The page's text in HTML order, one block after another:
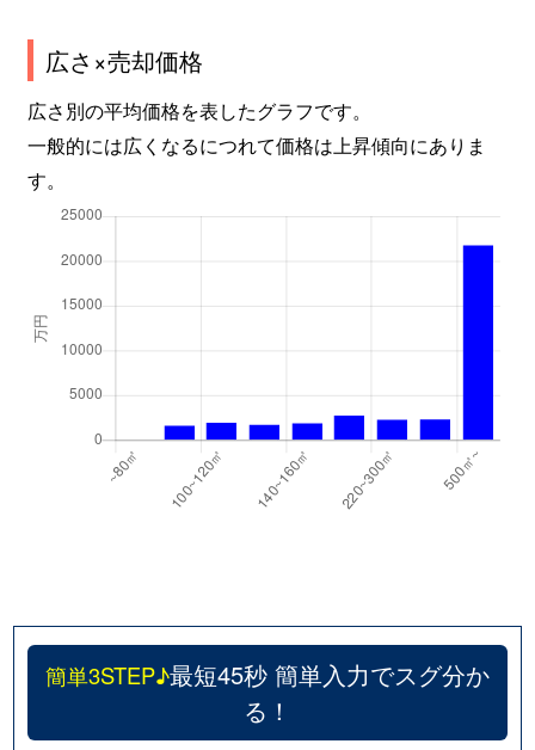
広さ×売却価格
広さ別の平均価格を表したグラフです。
一般的には広くなるにつれて価格は上昇傾向にありま
す。
簡単3STEP♪最短45秒 簡単入力でスグ分か
る！